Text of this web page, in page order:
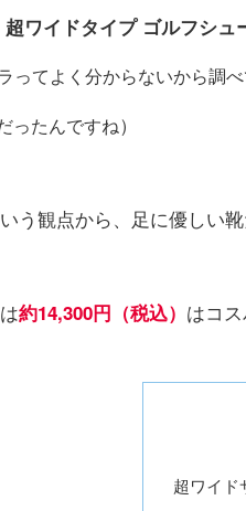
ワイドタイプ ゴルフシュ
ってよく分からないから調
ったんですね）
う観点から、足に優しい
約14,300円（税込） はコ
超ワイド